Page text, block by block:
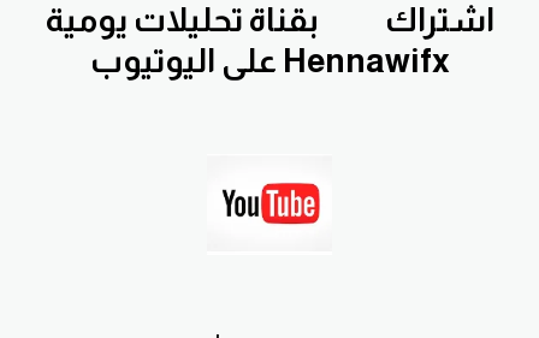
اشتراك
بقناة تحليلات يومية
Hennawifx على اليوتيوب